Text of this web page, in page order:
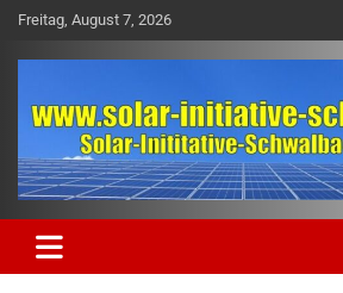
Skip
content
Freitag, August 7, 2026
solar-initiative-